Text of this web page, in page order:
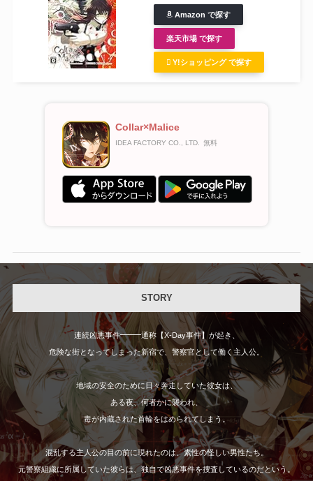
Amazon で探す
楽天市場 で探す
Y!ショッピング で探す
Collar×Malice
IDEA FACTORY CO., LTD. 無料
STORY
連続凶悪事件——通称【X-Day事件】が起き、
危険な街となってしまった新宿で、警察官として働く主人公。
地域の安全のために日々奔走していた彼女は、
ある夜、何者かに襲われ、
毒が内蔵された首輪をはめられてしまう。
混乱する主人公の目の前に現れたのは、素性の怪しい男性たち。
元警察組織に所属していた彼らは、独自で凶悪事件を捜査しているのだという。